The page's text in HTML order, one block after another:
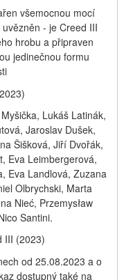
všemocnou mocí
- je Creed III
hrobu a připraven
jedinečnou formu
Lukáš Latinák,
Jaroslav Dušek,
Šišková, Jiří Dvořák,
Eva Leimbergerová,
Eva Landlová, Zuzana
Olbrychski, Marta
Nieć, Przemysław
Santini.
III (2023)
od 25.08.2023 a o
dostupný také na